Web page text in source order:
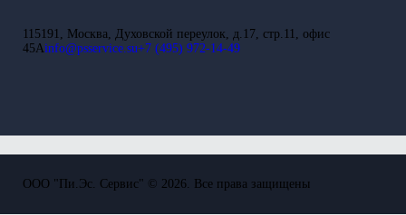
115191, Москва, Духовской переулок, д.17, стр.11, офис
45Аinfo@psservice.su+7 (495) 972-14-49
ООО "Пи.Эс. Сервис" © 2026. Все права защищены